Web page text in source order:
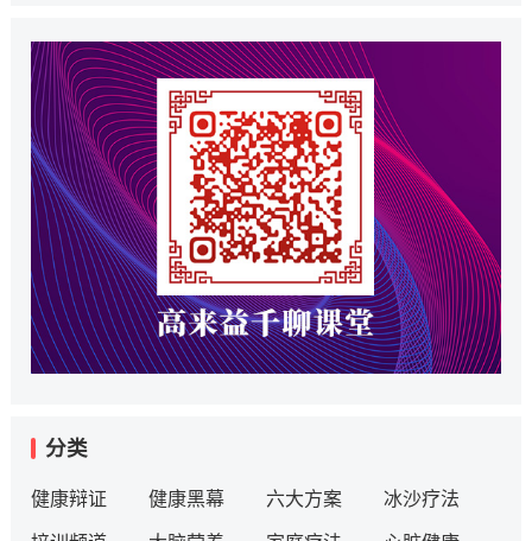
分类
健康辩证 健康黑幕 六大方案 冰沙疗法